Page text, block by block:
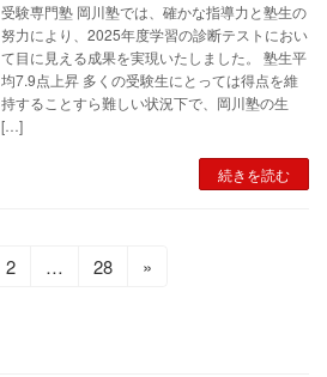
受験専門塾 岡川塾では、確かな指導力と塾生の
努力により、2025年度学習の診断テストにおい
て目に見える成果を実現いたしました。 塾生平
均7.9点上昇 多くの受験生にとっては得点を維
持することすら難しい状況下で、岡川塾の生
[…]
続きを読む
固
2 …
固
28 »